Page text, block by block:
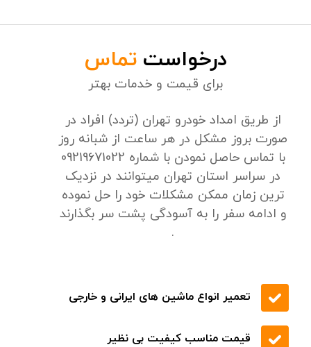
درخواستتماس
برای قیمت و خدمات بهتر
از طریق امداد خودرو تهران (تردد) افراد در
صورت بروز مشکل در هر ساعت از شبانه روز
با تماس حاصل نمودن با شماره 09219671022
در سراسر استان تهران میتوانند در نزدیک
ترین زمان ممکن مشکلات خود را حل نموده
و ادامه سفر را به آسودگی پشت سر بگذارند
.
تعمیر انواع ماشین های ایرانی و خارجی
قیمت مناسب کیفیت بی نظیر